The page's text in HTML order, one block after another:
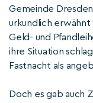
Gemeinde
urkundlich
Geld- und
ihre Situation
Fastnacht als
Doch es gab auch